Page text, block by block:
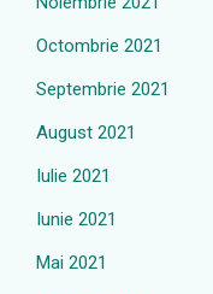
Octombrie 2021
Septembrie 2021
August 2021
Iulie 2021
Iunie 2021
Mai 2021